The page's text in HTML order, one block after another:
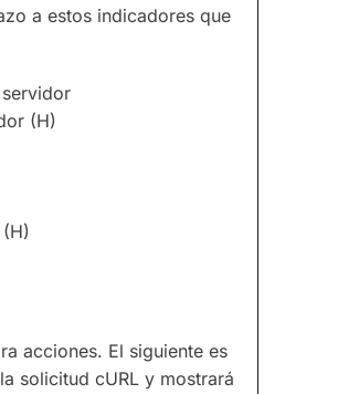
a estos indicadores que
servidor
(H)
acciones. El siguiente es
solicitud cURL y mostrará